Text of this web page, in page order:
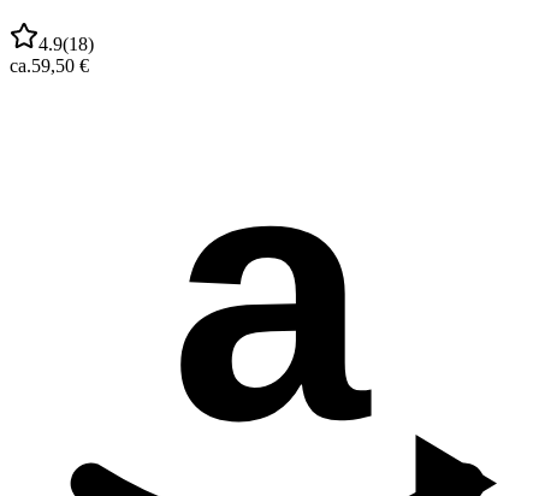
4.9(18)
ca.59,50 €
a